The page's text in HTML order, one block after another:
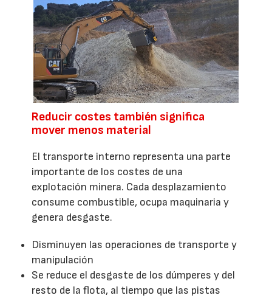
Reducir costes también significa
mover menos material
El transporte interno representa una parte
importante de los costes de una
explotación minera. Cada desplazamiento
consume combustible, ocupa maquinaria y
genera desgaste.
Disminuyen las operaciones de transporte y
manipulación
Se reduce el desgaste de los dúmperes y del
resto de la flota, al tiempo que las pistas